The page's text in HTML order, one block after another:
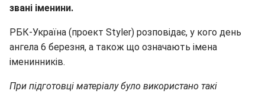
звані іменини.
РБК-Україна (проект Styler) розповідає, у кого день
ангела 6 березня, а також що означають імена
іменинників.
При підготовці матеріалу було використано такі